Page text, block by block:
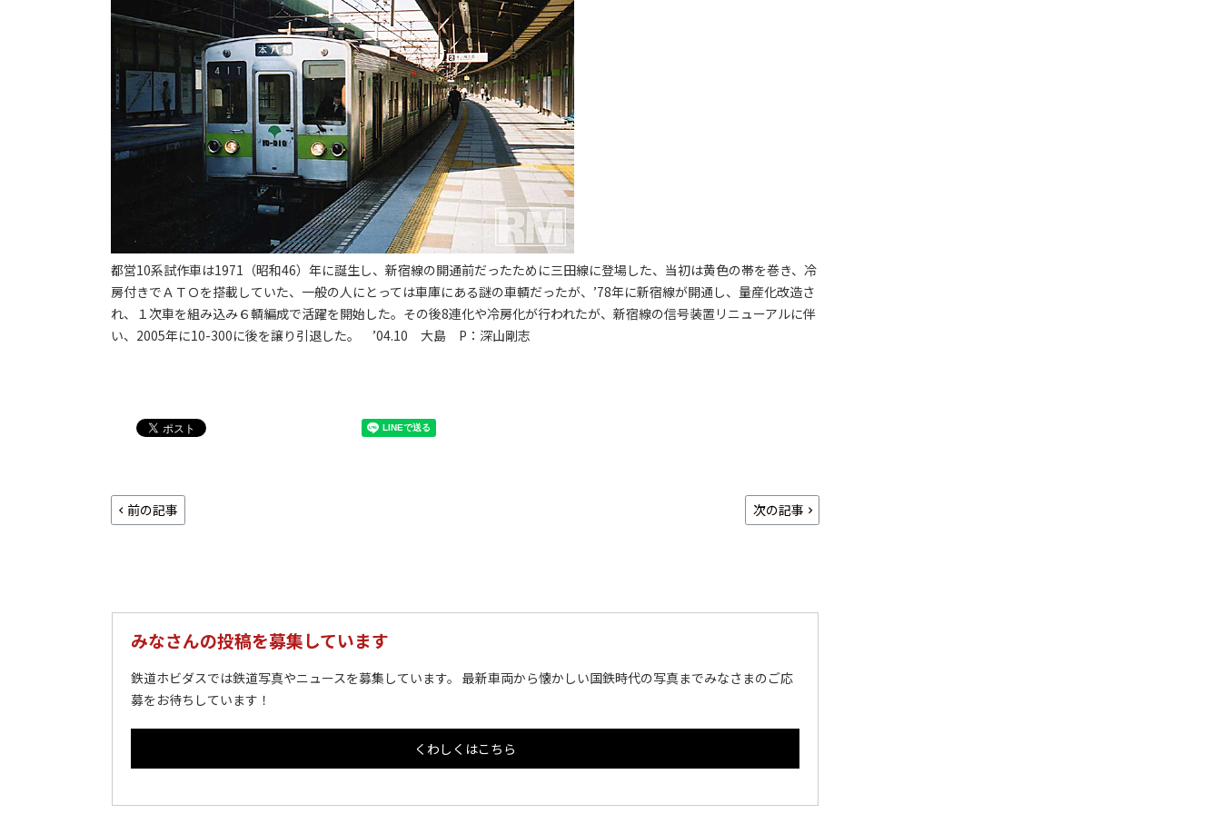
都営10系試作車は1971（昭和46）年に誕生し、新宿線の開通前だったために三田線に登場した、当初は黄色の帯を巻き、冷
房付きでＡＴＯを搭載していた、一般の人にとっては車庫にある謎の車輌だったが、’78年に新宿線が開通し、量産化改造さ
れ、１次車を組み込み６輌編成で活躍を開始した。その後8連化や冷房化が行われたが、新宿線の信号装置リニューアルに伴
い、2005年に10-300に後を譲り引退した。 ’04.10 大島 P：深山剛志
前の記事 次の記事
みなさんの投稿を募集しています
鉄道ホビダスでは鉄道写真やニュースを募集しています。 最新車両から懐かしい国鉄時代の写真までみなさまのご応
募をお待ちしています！
くわしくはこちら